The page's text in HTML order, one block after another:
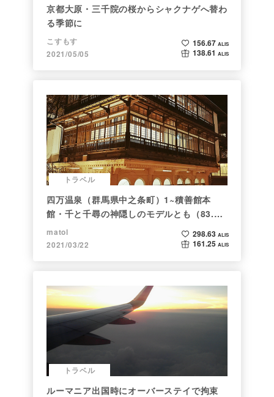
京都大原・三千院の桜からシャクナゲへ替わ
る季節に
こすもす
2021/05/05
156.67 ALIS
138.61 ALIS
トラベル
四万温泉（群馬県中之条町）1~積善館本
館・千と千尋の神隠しのモデルとも（83.と
らべるショット）
matol
2021/03/22
298.63 ALIS
161.25 ALIS
トラベル
ルーマニア出国時にオーバーステイで拘束